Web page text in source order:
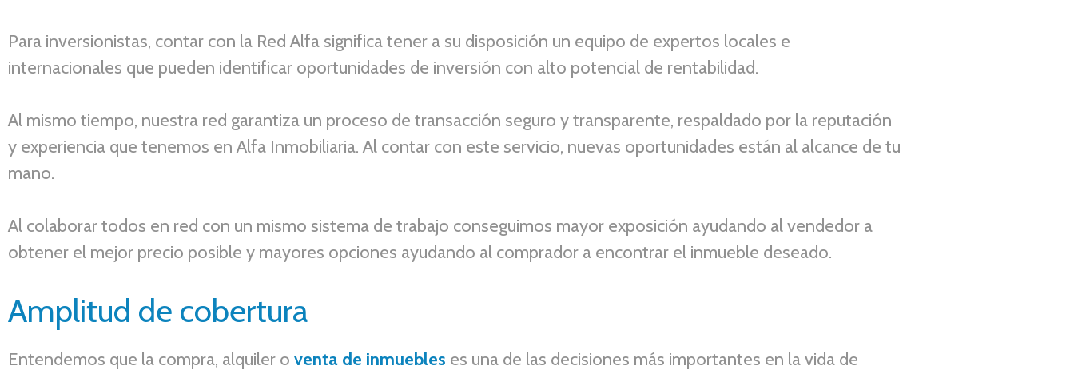
Para inversionistas, contar con la Red Alfa significa tener a su disposición un equipo de expertos locales e
internacionales que pueden identificar oportunidades de inversión con alto potencial de rentabilidad.
Al mismo tiempo, nuestra red garantiza un proceso de transacción seguro y transparente, respaldado por la reputación
y experiencia que tenemos en Alfa Inmobiliaria. Al contar con este servicio, nuevas oportunidades están al alcance de tu
mano.
Al colaborar todos en red con un mismo sistema de trabajo conseguimos mayor exposición ayudando al vendedor a
obtener el mejor precio posible y mayores opciones ayudando al comprador a encontrar el inmueble deseado.
Amplitud de cobertura
Entendemos que la compra, alquiler o venta de inmuebles es una de las decisiones más importantes en la vida de